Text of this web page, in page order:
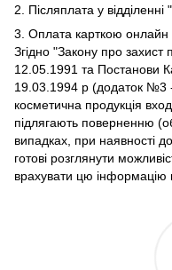
2. Післяплата у
3. Оплата карткою онлайн
Згідно "Закону про
12.05.1991 та Постанови
19.03.1994 р (додаток №3
косметична продукція
підлягають поверненню
випадках, при наявності
готові розглянути
врахувати цю інформацію